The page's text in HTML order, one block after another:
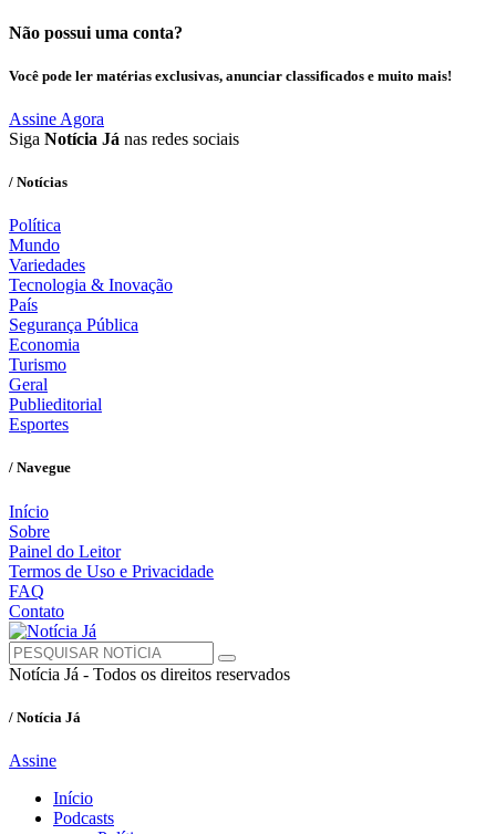
Não possui uma conta?
Você pode ler matérias exclusivas, anunciar classificados e muito mais!
Assine Agora
Siga Notícia Já nas redes sociais
/ Notícias
Política
Mundo
Variedades
Tecnologia & Inovação
País
Segurança Pública
Economia
Turismo
Geral
Publieditorial
Esportes
/ Navegue
Início
Sobre
Painel do Leitor
Termos de Uso e Privacidade
FAQ
Contato
Notícia Já - Todos os direitos reservados
/ Notícia Já
Assine
Início
Podcasts